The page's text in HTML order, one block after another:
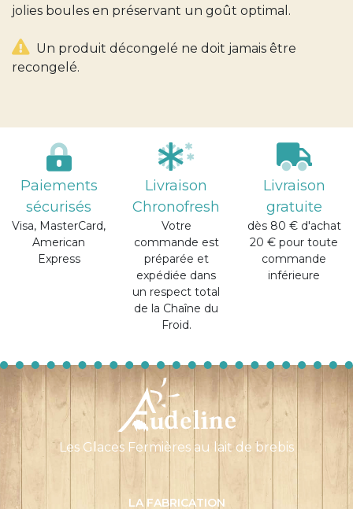
jolies boules en préservant un goût optimal.
Un produit décongelé ne doit jamais être
recongelé.
Paiements
sécurisés
Visa, MasterCard,
American
Express
Livraison
Chronofresh
Votre
commande est
préparée et
expédiée dans
un respect total
de la Chaîne du
Froid.
Livraison
gratuite
dès 80 € d'achat
20 € pour toute
commande
inférieure
Les Glaces Fermières au lait de brebis
LA FABRICATION